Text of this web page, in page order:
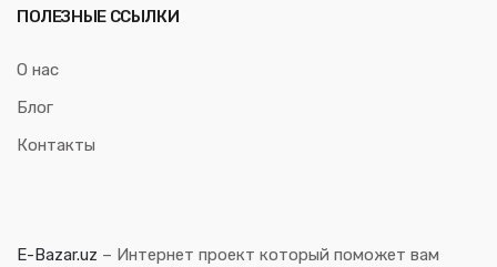
ПОЛЕЗНЫЕ ССЫЛКИ
О нас
Блог
Контакты
E-Bazar.uz – Интернет проект который поможет вам